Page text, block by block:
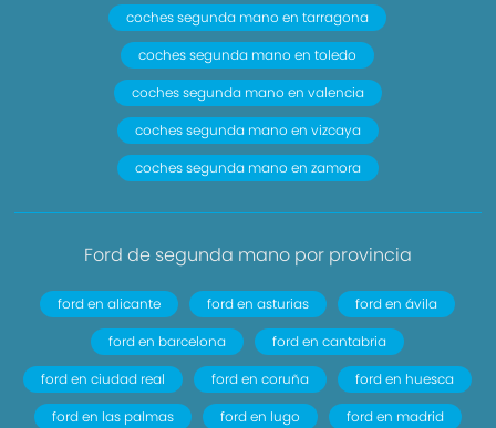
coches segunda mano en tarragona
coches segunda mano en toledo
coches segunda mano en valencia
coches segunda mano en vizcaya
coches segunda mano en zamora
Ford de segunda mano por provincia
ford en alicante ford en asturias
ford en ávila
ford en barcelona
ford en cantabria
ford en ciudad real
ford en coruña
ford en huesca
ford en las palmas
ford en lugo
ford en madrid